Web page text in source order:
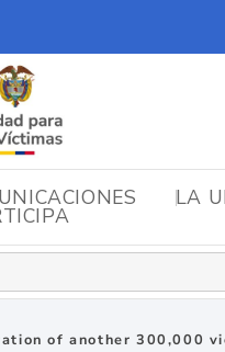
LA
of another 300,000